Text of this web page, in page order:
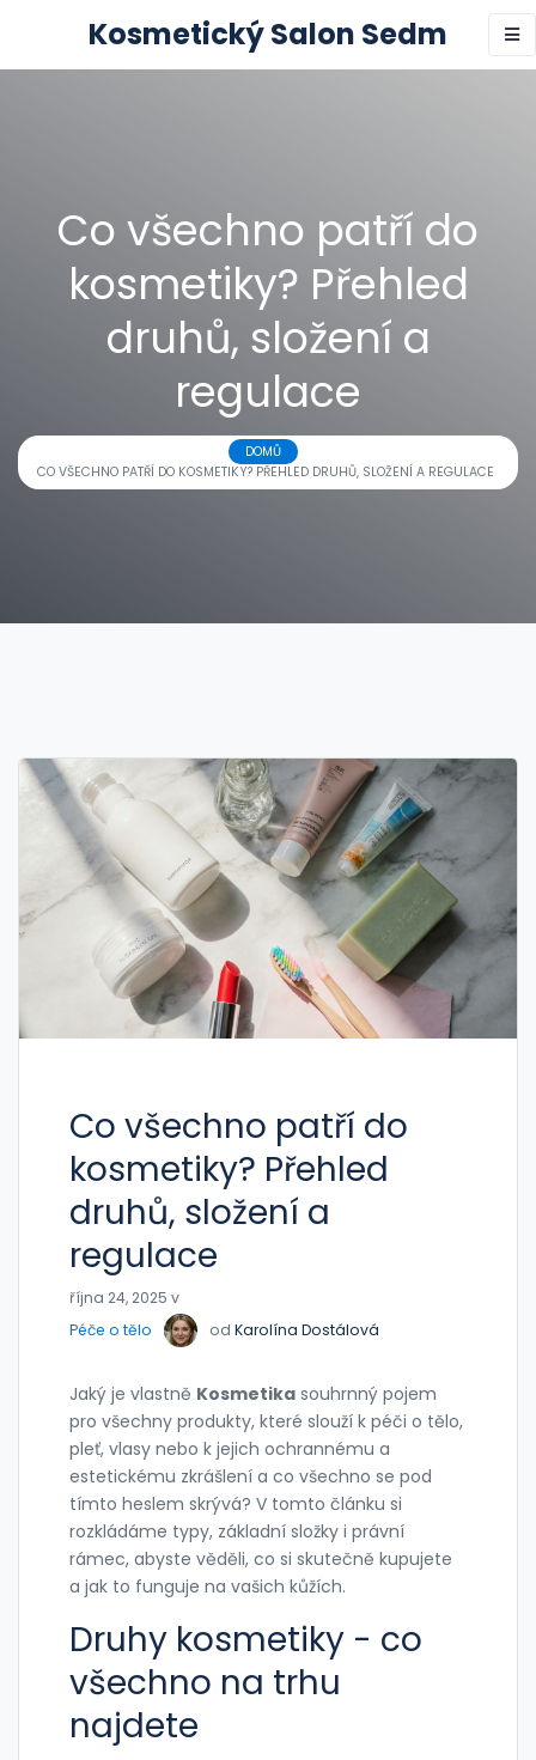
Kosmetický Salon Sedm
Co všechno patří do
kosmetiky? Přehled
druhů, složení a
regulace
DOMŮ
CO VŠECHNO PATŘÍ DO KOSMETIKY? PŘEHLED DRUHŮ, SLOŽENÍ A REGULACE
Co všechno patří do
kosmetiky? Přehled
druhů, složení a
regulace
října 24, 2025 v
Péče o tělo
od Karolína Dostálová
Jaký je vlastně Kosmetika souhrnný pojem
pro všechny produkty, které slouží k péči o tělo,
pleť, vlasy nebo k jejich ochrannému a
estetickému zkrášlení a co všechno se pod
tímto heslem skrývá? V tomto článku si
rozkládáme typy, základní složky i právní
rámec, abyste věděli, co si skutečně kupujete
a jak to funguje na vašich kůžích.
Druhy kosmetiky - co
všechno na trhu
najdete